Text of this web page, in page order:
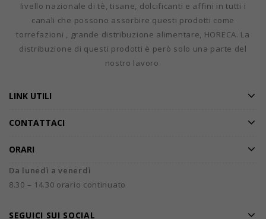
livello nazionale di tè, tisane, dolcificanti e affini in tutti i
canali che possono assorbire questi prodotti come
torrefazioni , grande distribuzione alimentare, HORECA. La
distribuzione di questi prodotti è però solo una parte del
nostro lavoro.
LINK UTILI
CONTATTACI
ORARI
Da lunedì a venerdì
8.30 – 14.30 orario continuato
SEGUICI SUI SOCIAL